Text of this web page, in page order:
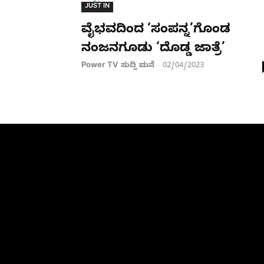
JUST IN
ವೈಭವದಿಂದ ‘ಸಂಪನ್ನ’ಗೊಂಡ
ನಂಜನಗೂಡು ‘ದೊಡ್ಡ ಜಾತ್ರೆ’
Power TV ಸುದ್ದಿ ಮನೆ - 02/04/2023